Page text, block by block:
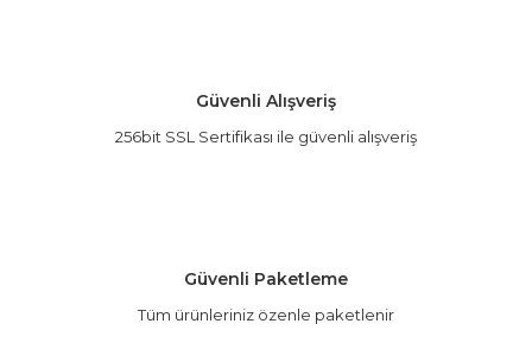
Ürün açıklamasında eksik bilgiler bulunuyor.
Ürün bilgilerinde hatalar bulunuyor.
Güvenli Alışveriş
256bit SSL Sertifikası ile güvenli alışveriş
Güvenli Paketleme
Tüm ürünleriniz özenle paketlenir